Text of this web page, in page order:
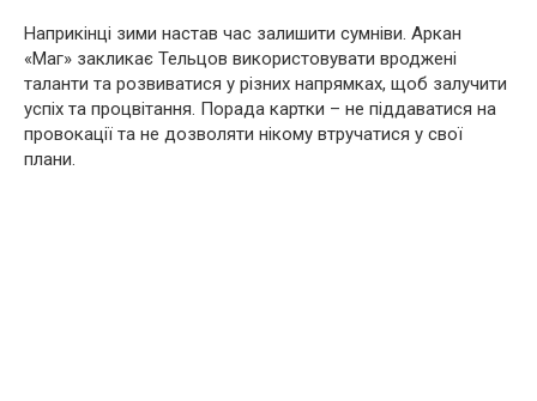
Наприкінці зими настав час залишити сумніви. Аркан
«Маг» закликає Тельцов використовувати вроджені
таланти та розвиватися у різних напрямках, щоб залучити
успіх та процвітання. Порада картки – не піддаватися на
провокації та не дозволяти нікому втручатися у свої
плани.